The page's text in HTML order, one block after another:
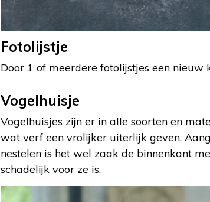
Fotolijstje
Door 1 of meerdere fotolijstjes een
Vogelhuisje
Vogelhuisjes zijn er in alle soorten en
wat verf een vrolijker uiterlijk geven.
nestelen is het wel zaak de binnenkant
schadelijk voor ze is.